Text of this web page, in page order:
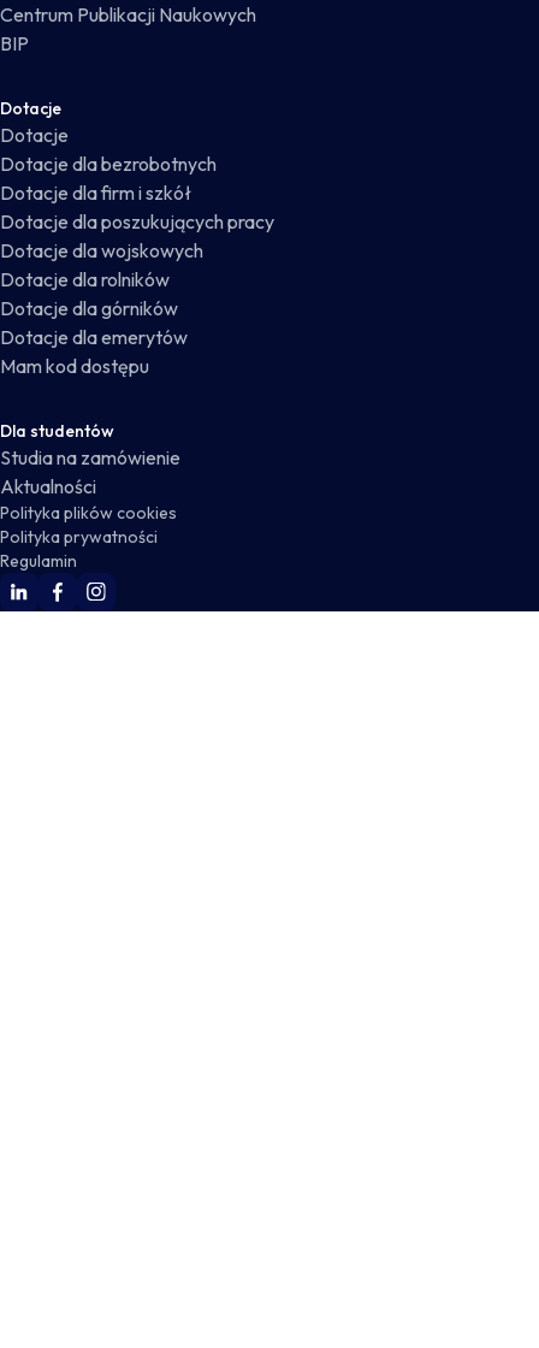
Centrum Publikacji Naukowych
BIP
Dotacje
Dotacje
Dotacje dla bezrobotnych
Dotacje dla firm i szkół
Dotacje dla poszukujących pracy
Dotacje dla wojskowych
Dotacje dla rolników
Dotacje dla górników
Dotacje dla emerytów
Mam kod dostępu
Dla studentów
Studia na zamówienie
Aktualności
Polityka plików cookies
Polityka prywatności
Regulamin
WSKZ Linkedin
WSKZ Facebook
WSKZ Instagram